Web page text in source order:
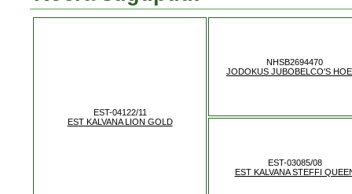
EST-04122/11
EST KALVANA LION GOLD
NHSB2694470
JODOKUS JUBOBELCO'S
EST-03085/08
EST KALVANA STEFFI